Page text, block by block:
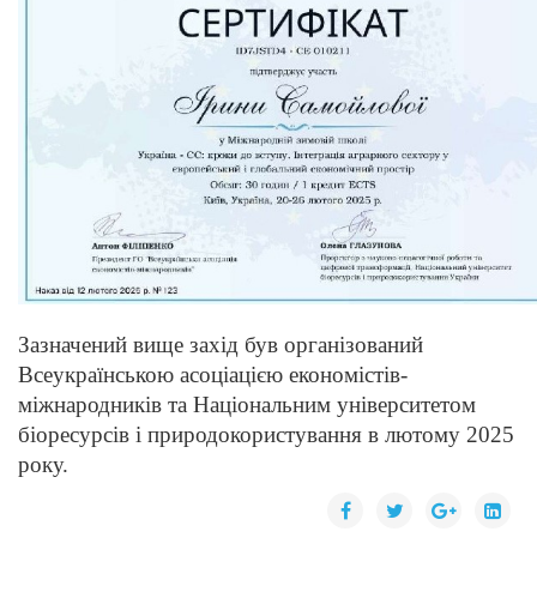
Зазначений вище захід був організований
Всеукраїнською асоціацією економістів-
міжнародників та Національним університетом
біоресурсів і природокористування в лютому 2025
року.